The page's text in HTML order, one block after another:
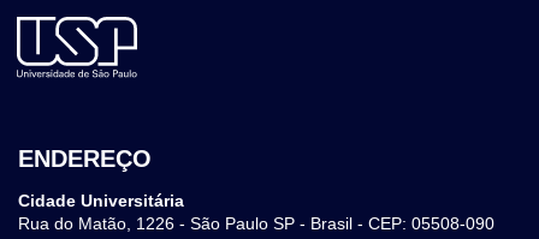
ENDEREÇO
Cidade Universitária
Rua do Matão, 1226 - São Paulo SP - Brasil - CEP: 05508-090